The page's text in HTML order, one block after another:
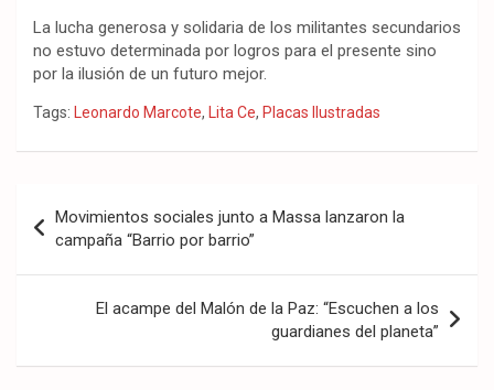
La lucha generosa y solidaria de los militantes secundarios
no estuvo determinada por logros para el presente sino
por la ilusión de un futuro mejor.
Tags: Leonardo Marcote, Lita Ce, Placas Ilustradas
de
entradas
Movimientos sociales junto a Massa lanzaron la
campaña “Barrio por barrio”
El acampe del Malón de la Paz: “Escuchen a los
guardianes del planeta”